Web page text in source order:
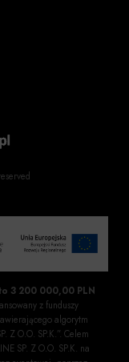
3 200 000,00 PLN
z funduszy
algorytm
Z O.O. SP.K.”. Celem
SP. Z O.O. SP.K. na